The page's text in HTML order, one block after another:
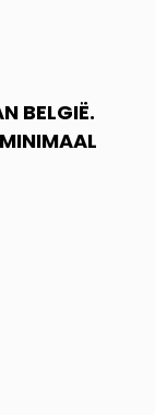
BELGIË.